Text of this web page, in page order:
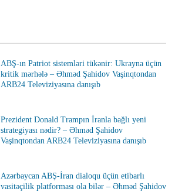
ABŞ-ın Patriot sistemləri tükənir: Ukrayna üçün
kritik mərhələ – Əhməd Şahidov Vaşinqtondan
ARB24 Televiziyasına danışıb
Prezident Donald Trampın İranla bağlı yeni
strategiyası nədir? – Əhməd Şahidov
Vaşinqtondan ARB24 Televiziyasına danışıb
Azərbaycan ABŞ-İran dialoqu üçün etibarlı
vasitəçilik platforması ola bilər – Əhməd Şahidov